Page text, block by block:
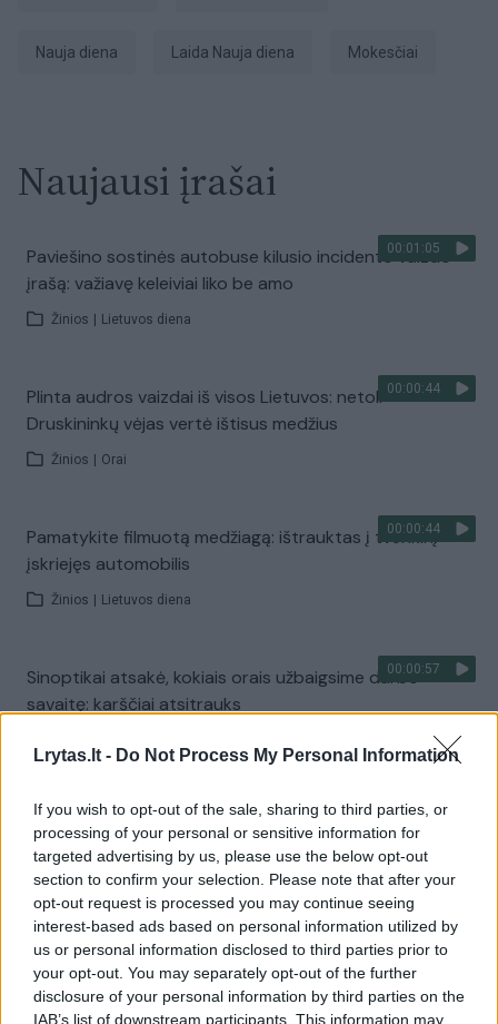
Lrytas.lt - Do Not Process My Personal Information
If you wish to opt-out of the sale, sharing to third parties, or
processing of your personal or sensitive information for
targeted advertising by us, please use the below opt-out
section to confirm your selection. Please note that after your
opt-out request is processed you may continue seeing
interest-based ads based on personal information utilized by
us or personal information disclosed to third parties prior to
your opt-out. You may separately opt-out of the further
disclosure of your personal information by third parties on the
IAB’s list of downstream participants. This information may
Nauja diena laida Nauja diena Mokesčiai
Naujausi įrašai
00:01:05
Paviešino sostinės autobuse kilusio incidento vaizdo
įrašą: važiavę keleiviai liko be amo
Žinios Lietuvos diena
00:00:44
Plinta audros vaizdai iš visos Lietuvos: netoli
Druskininkų vėjas vertė ištisus medžius
Žinios Orai
00:00:44
Pamatykite filmuotą medžiagą: ištrauktas į tvenkinį
įskriejęs automobilis
Žinios Lietuvos diena
00:00:57
Sinoptikai atsakė, kokiais orais užbaigsime darbo
savaitę: karščiai atsitrauks
Visi įrašai
Žiūrimiausi įrašai
00:00:30
Vaizdai iš tragiškos avarijos Vilniaus r.: dviejų moterų ir